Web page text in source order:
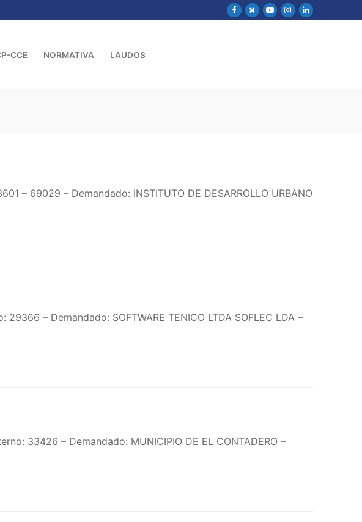
CCE NORMATIVA LAUDOS
– 69029 – Demandado: INSTITUTO DE DESARROLLO URBANO
– Demandado: SOFTWARE TENICO LTDA SOFLEC LDA –
33426 – Demandado: MUNICIPIO DE EL CONTADERO –